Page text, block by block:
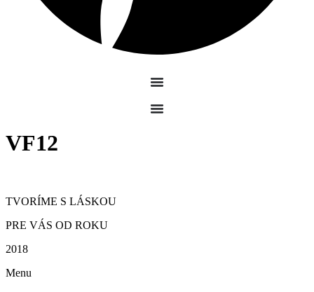
VF12
TVORÍME S LÁSKOU
PRE VÁS OD ROKU
2018
Menu